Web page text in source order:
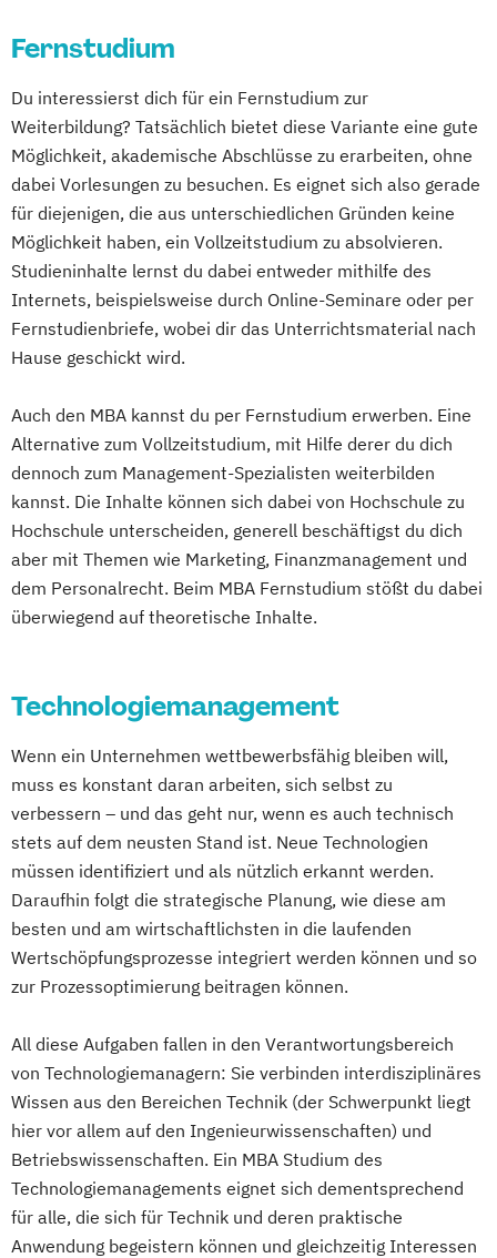
Fernstudium
Du interessierst dich für ein Fernstudium zur
Weiterbildung? Tatsächlich bietet diese Variante eine gute
Möglichkeit, akademische Abschlüsse zu erarbeiten, ohne
dabei Vorlesungen zu besuchen. Es eignet sich also gerade
für diejenigen, die aus unterschiedlichen Gründen keine
Möglichkeit haben, ein Vollzeitstudium zu absolvieren.
Studieninhalte lernst du dabei entweder mithilfe des
Internets, beispielsweise durch Online-Seminare oder per
Fernstudienbriefe, wobei dir das Unterrichtsmaterial nach
Hause geschickt wird.
Auch den MBA kannst du per Fernstudium erwerben. Eine
Alternative zum Vollzeitstudium, mit Hilfe derer du dich
dennoch zum Management-Spezialisten weiterbilden
kannst. Die Inhalte können sich dabei von Hochschule zu
Hochschule unterscheiden, generell beschäftigst du dich
aber mit Themen wie Marketing, Finanzmanagement und
dem Personalrecht. Beim MBA Fernstudium stößt du dabei
überwiegend auf theoretische Inhalte.
Technologiemanagement
Wenn ein Unternehmen wettbewerbsfähig bleiben will,
muss es konstant daran arbeiten, sich selbst zu
verbessern – und das geht nur, wenn es auch technisch
stets auf dem neusten Stand ist. Neue Technologien
müssen identifiziert und als nützlich erkannt werden.
Daraufhin folgt die strategische Planung, wie diese am
besten und am wirtschaftlichsten in die laufenden
Wertschöpfungsprozesse integriert werden können und so
zur Prozessoptimierung beitragen können.
All diese Aufgaben fallen in den Verantwortungsbereich
von Technologiemanagern: Sie verbinden interdisziplinäres
Wissen aus den Bereichen Technik (der Schwerpunkt liegt
hier vor allem auf den Ingenieurwissenschaften) und
Betriebswissenschaften. Ein MBA Studium des
Technologiemanagements eignet sich dementsprechend
für alle, die sich für Technik und deren praktische
Anwendung begeistern können und gleichzeitig Interessen